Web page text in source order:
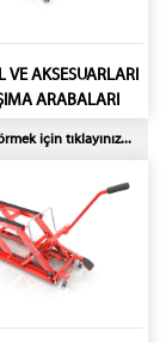
AKSESUARLARI
ARABALARI
için tıklayınız...